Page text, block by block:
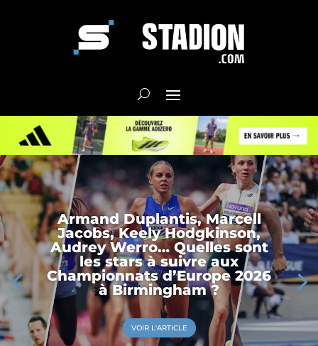
Armand Duplantis, Marcell
Jacobs, Keely Hodgkinson,
Audrey Werro… Quelles sont
les stars à suivre aux
Championnats d’Europe 2026
à Birmingham ?
VOIR L'ARTICLE